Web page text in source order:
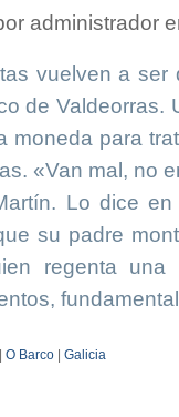
administrador
vuelven a ser
de Valdeorras.
moneda para
«Van mal, no
Lo dice
su padre
regenta
O Barco Galicia